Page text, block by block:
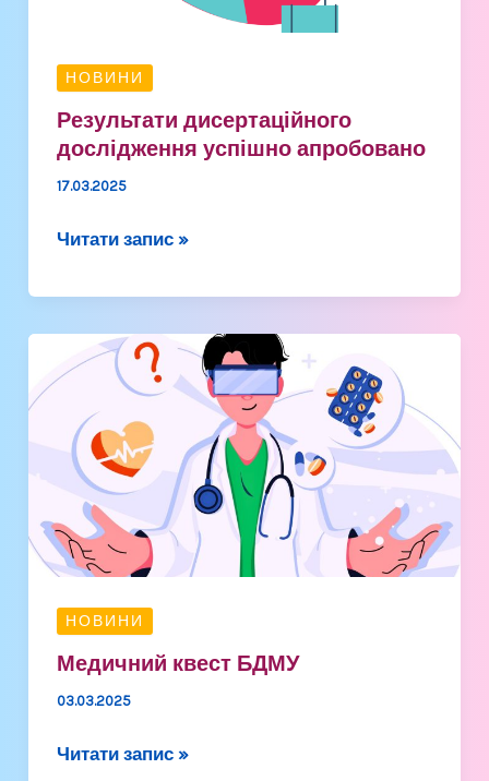
НОВИНИ
Результати дисертаційного
дослідження успішно апробовано
17.03.2025
Читати запис »
НОВИНИ
Медичний квест БДМУ
03.03.2025
Медичний
квест
БДМУ
Читати запис »